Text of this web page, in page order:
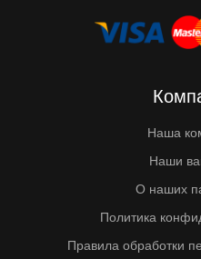
Наша
Наши
О наших
Политика
Правила обработки